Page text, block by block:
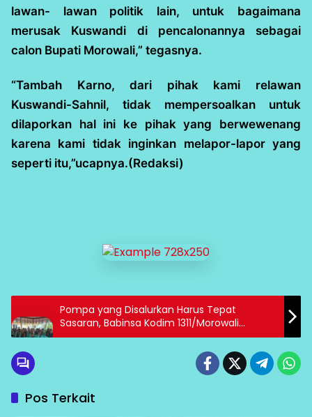
lawan- lawan politik lain, untuk bagaimana
merusak Kuswandi di pencalonannya sebagai
calon Bupati Morowali,” tegasnya.
“Tambah Karno, dari pihak kami relawan
Kuswandi-Sahnil, tidak mempersoalkan untuk
dilaporkan hal ini ke pihak yang berwewenang
karena kami tidak inginkan melapor-lapor yang
seperti itu,”ucapnya.(Redaksi)
Pompa yang Disalurkan Harus Tepat
Sasaran, Babinsa Kodim 1311/Morowali
Dukung Percepatan Pemanfaatan
Pos Terkait